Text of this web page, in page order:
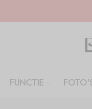
FUNCTIE